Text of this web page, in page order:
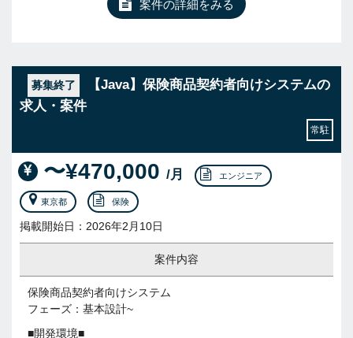
案件の詳細をみる
募集終了
【Java】保険商品契約者向けシステムの
求人・案件
常駐
〜¥470,000 /月 エンジニア
東京都 保険
掲載開始日：2026年2月10日
案件内容
保険商品契約者向けシステム
フェーズ：基本設計~
■開発環境■